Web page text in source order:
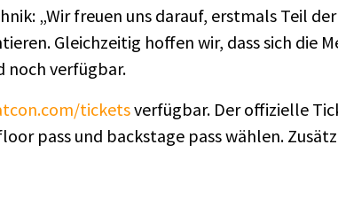
„Wir freuen uns darauf, erstmals Teil
Gleichzeitig hoffen wir, dass sich die
noch verfügbar.
ticketsverfügbar. Der offizielle
pass und backstage pass wählen.